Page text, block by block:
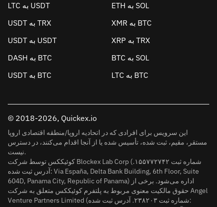
LTC به USDT
ETH به SOL
USDT به TRX
XMR به BTC
USDT به USDT
XRP به TRX
DASH به BTC
BTC به SOL
USDT به BTC
LTC به BTC
© 2018-2026, Quickex.io
این سرویس برای افرادی که در اتحادیه اروپا/منطقه اقتصادی اروپا
مستقر، مقیم، ثبت شده، تأسیس شده یا از آنجا اقدام می‌کنند، در دسترس
نیست.
کوئیککس توسط شرکت Blockex Lab Corp (شماره ثبت ۱۵۵۷۷۲۷۴۲.
آدرس ثبت شده: Via España, Delta Bank Building, 6th Floor, Suite
604D, Panama City, Republic of Panama) اداره می‌شود. برخی از
حقوق مالکیت معنوی مربوط به پلتفرم کوئیککس متعلق به شرکت Angel
Venture Partners Limited (شماره ثبت ۲۳۸۲۰۳. آدرس ثبت شده: